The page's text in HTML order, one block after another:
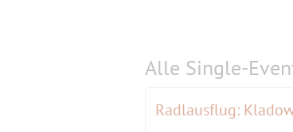
Alle Single-